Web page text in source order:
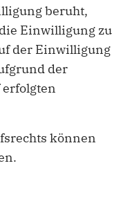
beruht,
Einwilligung zu
der Einwilligung
der
können